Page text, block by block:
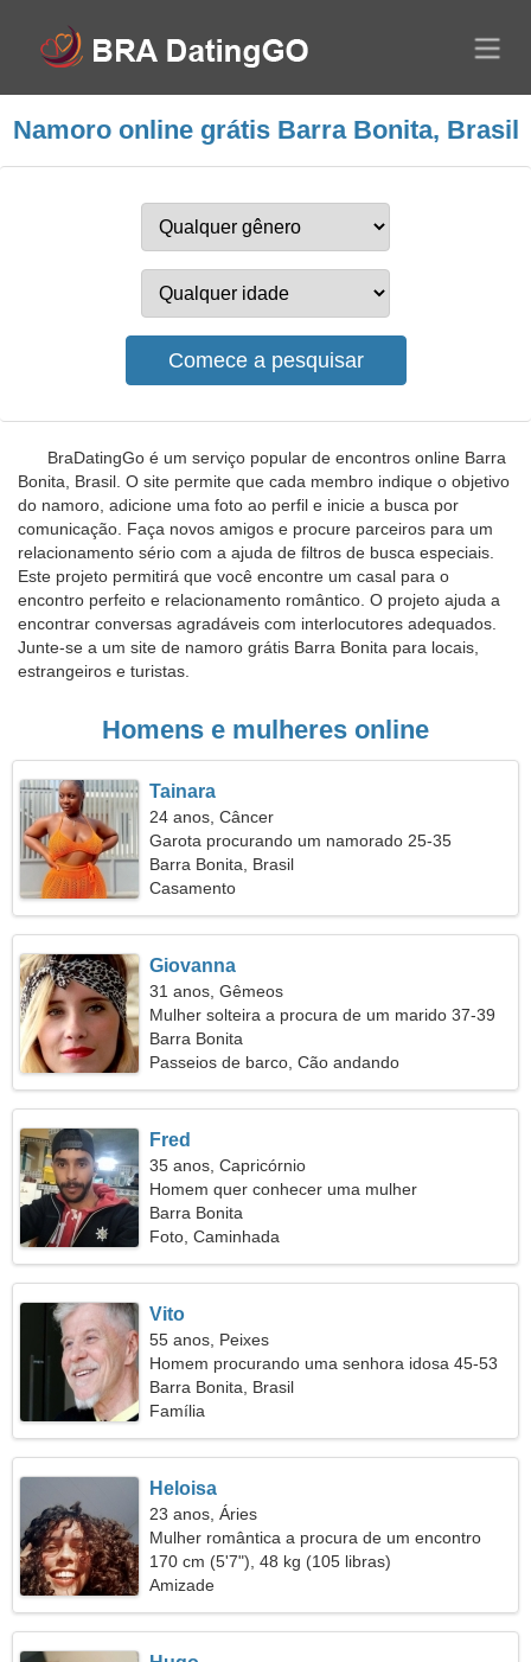
Namoro online grátis Barra Bonita, Brasil
BraDatingGo é um serviço popular de encontros online Barra
Bonita, Brasil. O site permite que cada membro indique o objetivo
do namoro, adicione uma foto ao perfil e inicie a busca por
comunicação. Faça novos amigos e procure parceiros para um
relacionamento sério com a ajuda de filtros de busca especiais.
Este projeto permitirá que você encontre um casal para o
encontro perfeito e relacionamento romântico. O projeto ajuda a
encontrar conversas agradáveis com interlocutores adequados.
Junte-se a um site de namoro grátis Barra Bonita para locais,
estrangeiros e turistas.
Homens e mulheres online
Tainara
24 anos, Câncer
Garota procurando um namorado 25-35
Barra Bonita, Brasil
Casamento
Giovanna
31 anos, Gêmeos
Mulher solteira a procura de um marido 37-39
Barra Bonita
Passeios de barco, Cão andando
Fred
35 anos, Capricórnio
Homem quer conhecer uma mulher
Barra Bonita
Foto, Caminhada
Vito
55 anos, Peixes
Homem procurando uma senhora idosa 45-53
Barra Bonita, Brasil
Família
Heloisa
23 anos, Áries
Mulher romântica a procura de um encontro
170 cm (5'7"), 48 kg (105 libras)
Amizade